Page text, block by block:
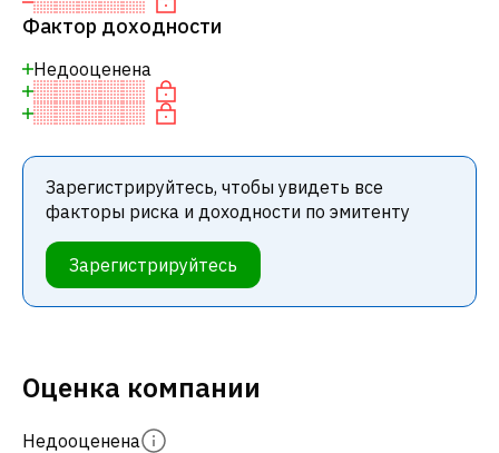
Фактор доходности
Недооценена
Зарегистрируйтесь, чтобы увидеть все
факторы риска и доходности по эмитенту
Зарегистрируйтесь
Оценка компании
Недооценена